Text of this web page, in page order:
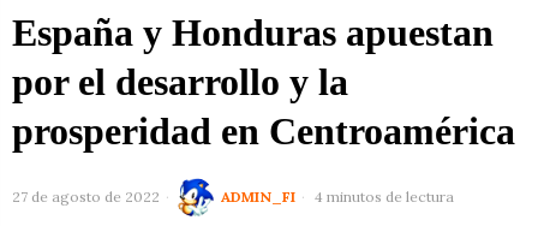
España y Honduras apuestan
por el desarrollo y la
prosperidad en Centroamérica
27 de agosto de 2022 ADMIN_FI 4 minutos de lectura